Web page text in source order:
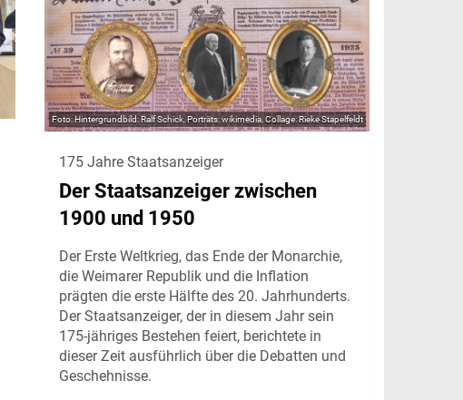
Hintergrundbild: Ralf Schick, Porträts: wikimedia, Collage: Rieke Stapelfeldt
175 Jahre Staatsanzeiger
Der Staatsanzeiger zwischen
1900 und 1950
Der Erste Weltkrieg, das Ende der Monarchie,
die Weimarer Republik und die Inflation
prägten die erste Hälfte des 20. Jahrhunderts.
Der Staatsanzeiger, der in diesem Jahr sein
175-jähriges Bestehen feiert, berichtete in
dieser Zeit ausführlich über die Debatten und
Geschehnisse.